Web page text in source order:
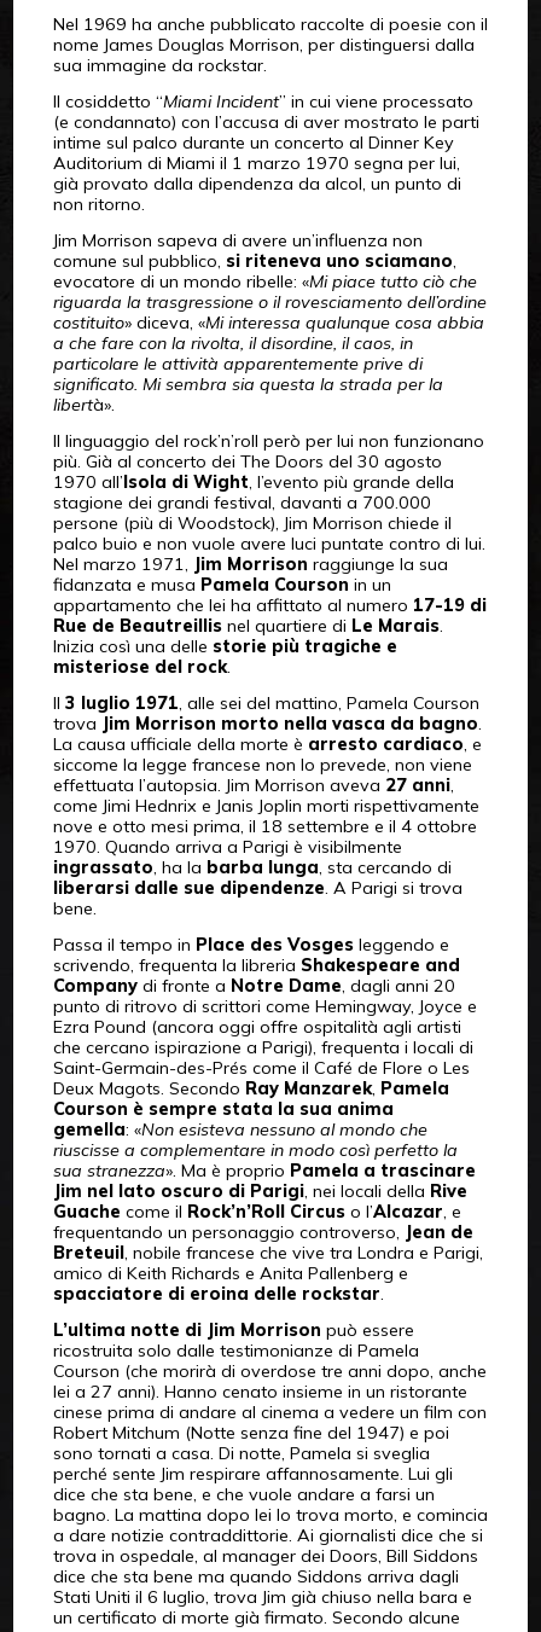
Nel 1969 ha anche pubblicato raccolte di poesie con il
nome James Douglas Morrison, per distinguersi dalla
sua immagine da rockstar.
Il cosiddetto “Miami Incident” in cui viene processato
(e condannato) con l’accusa di aver mostrato le parti
intime sul palco durante un concerto al Dinner Key
Auditorium di Miami il 1 marzo 1970 segna per lui,
già provato dalla dipendenza da alcol, un punto di
non ritorno.
Jim Morrison sapeva di avere un’influenza non
comune sul pubblico, si riteneva uno sciamano
evocatore di un mondo ribelle: «Mi piace tutto ciò che
riguarda la trasgressione o il rovesciamento dell’ordine
costituito» diceva, «Mi interessa qualunque cosa abbia
a che fare con la rivolta, il disordine, il caos, in
particolare le attività apparentemente prive di
significato. Mi sembra sia questa la strada per la
libertà».
Il linguaggio del rock’n’roll però per lui non funzionano
più. Già al concerto dei The Doors del 30 agosto
1970 all’Isola di Wight , l’evento più grande della
stagione dei grandi festival, davanti a 700.000
persone (più di Woodstock), Jim Morrison chiede il
palco buio e non vuole avere luci puntate contro di lui.
Nel marzo 1971,
Jim Morrison raggiunge la sua
fidanzata e musa Pamela Courson in un
appartamento che lei ha affittato al numero 17-19 di
Rue de Beautreillisnel quartiere di Le Marais.
Inizia così una delle storie più tragiche e
misteriose del rock.
Il 3 luglio 1971 , alle sei del mattino, Pamela Courson
trova Jim Morrison morto nella vasca da bagno
La causa ufficiale della morte è arresto cardiaco , e
siccome la legge francese non lo prevede, non viene
effettuata l’autopsia. Jim Morrison aveva 27 anni,
come Jimi Hednrix e Janis Joplin morti rispettivamente
nove e otto mesi prima, il 18 settembre e il 4 ottobre
1970. Quando arriva a Parigi è visibilmente
ingrassato , ha la barba lunga , sta cercando di
liberarsi dalle sue dipendenze . A Parigi si trova
bene.
Passa il tempo in Place des Vosgesleggendo e
scrivendo, frequenta la libreria Shakespeare and
Companydi fronte a Notre Dame , dagli anni 20
punto di ritrovo di scrittori come Hemingway, Joyce e
Ezra Pound (ancora oggi offre ospitalità agli artisti
che cercano ispirazione a Parigi), frequenta i locali di
Saint-Germain-des-Prés come il Café de Flore o Les
Deux Magots. Secondo Ray Manzarek, Pamela
Courson è sempre stata la sua anima
gemella: «Non esisteva nessuno al mondo che
riuscisse a complementare in modo così perfetto la
sua stranezza». Ma è proprio Pamela a trascinare
Jim nel lato oscuro di Parigi, nei locali della Rive
Guache come il Rock’n’Roll Circuso l’Alcazar , e
frequentando un personaggio controverso,
Jean de
Breteuil, nobile francese che vive tra Londra e Parigi,
amico di Keith Richards e Anita Pallenberg e
spacciatore di eroina delle rockstar
L’ultima notte di Jim Morrison può essere
ricostruita solo dalle testimonianze di Pamela
Courson (che morirà di overdose tre anni dopo, anche
lei a 27 anni). Hanno cenato insieme in un ristorante
cinese prima di andare al cinema a vedere un film con
Robert Mitchum (Notte senza fine del 1947) e poi
sono tornati a casa. Di notte, Pamela si sveglia
perché sente Jim respirare affannosamente. Lui gli
dice che sta bene, e che vuole andare a farsi un
bagno. La mattina dopo lei lo trova morto, e comincia
a dare notizie contraddittorie. Ai giornalisti dice che si
trova in ospedale, al manager dei Doors, Bill Siddons
dice che sta bene ma quando Siddons arriva dagli
Stati Uniti il 6 luglio, trova Jim già chiuso nella bara e
un certificato di morte già firmato. Secondo alcune